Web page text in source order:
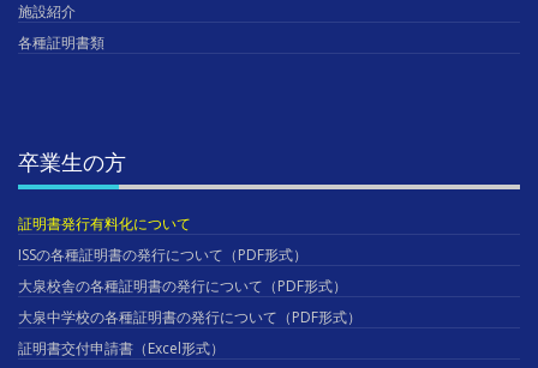
施設紹介
各種証明書類
卒業生の方
証明書発行有料化について
ISSの各種証明書の発行について（PDF形式）
大泉校舎の各種証明書の発行について（PDF形式）
大泉中学校の各種証明書の発行について（PDF形式）
証明書交付申請書（Excel形式）